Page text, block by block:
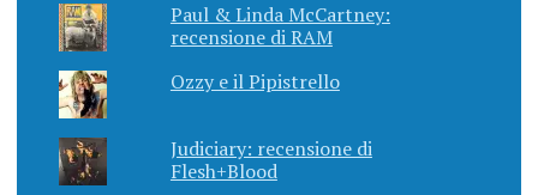
Paul & Linda McCartney:
recensione di RAM
Ozzy e il Pipistrello
Judiciary: recensione di
Flesh+Blood